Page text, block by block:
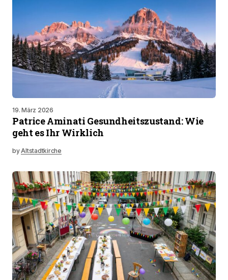
19. März 2026
Patrice Aminati Gesundheitszustand: Wie
geht es Ihr Wirklich
byAltstadtkirche